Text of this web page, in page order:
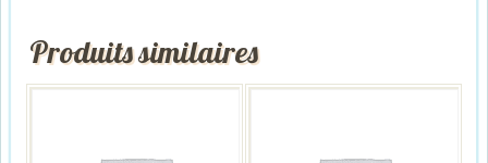
Produits similaires